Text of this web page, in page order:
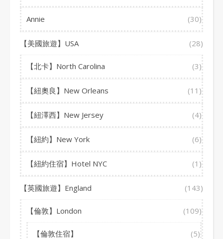
Annie (30)
【美國旅遊】USA (28)
【北卡】North Carolina (3)
【紐奧良】New Orleans (11)
【紐澤西】New Jersey (4)
【紐約】New York (6)
【紐約住宿】Hotel NYC (1)
【英國旅遊】England (143)
【倫敦】London (109)
【倫敦住宿】 (5)